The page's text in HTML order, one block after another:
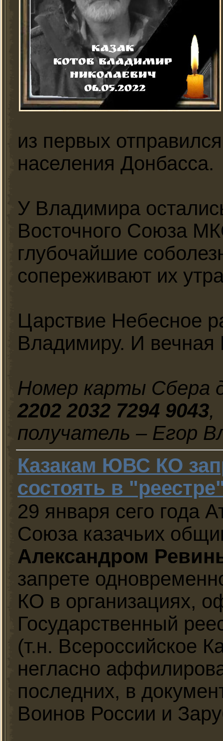
из первых
населения Донбасса.
У Владимира
Восточного Союза
глубочайшие
сопереживают их
Царствие Небесное
Владимиру. И вечная
Номер карты Сбера
2202 2032 7294 9043,
получатель – Егор
Казакам ЮВС КО
состоять в
29 января сего года
Союза казачьих
Александром
запрете
КО в организациях,
Государственный
(т.н. Всероссийское
негласно
последних, в
Воинов России и